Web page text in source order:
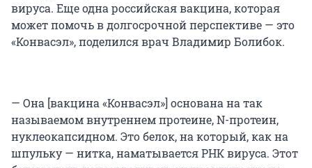
вируса. Еще одна российская вакцина, которая
может помочь в долгосрочной перспективе — это
«Конвасэл», поделился врач Владимир Болибок.
— Она [вакцина «Конвасэл»] основана на так
называемом внутреннем протеине, N-протеин,
нуклеокапсидном. Это белок, на который, как на
шпульку — нитка, наматывается РНК вируса. Этот